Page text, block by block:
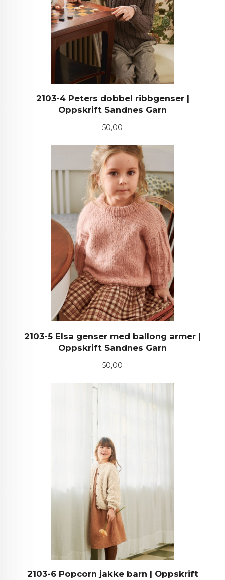
2103-4 Peters dobbel ribbgenser |
Oppskrift Sandnes Garn
Pris
50,00
2103-5 Elsa genser med ballong armer |
Oppskrift Sandnes Garn
Pris
50,00
2103-6 Popcorn jakke barn | Oppskrift